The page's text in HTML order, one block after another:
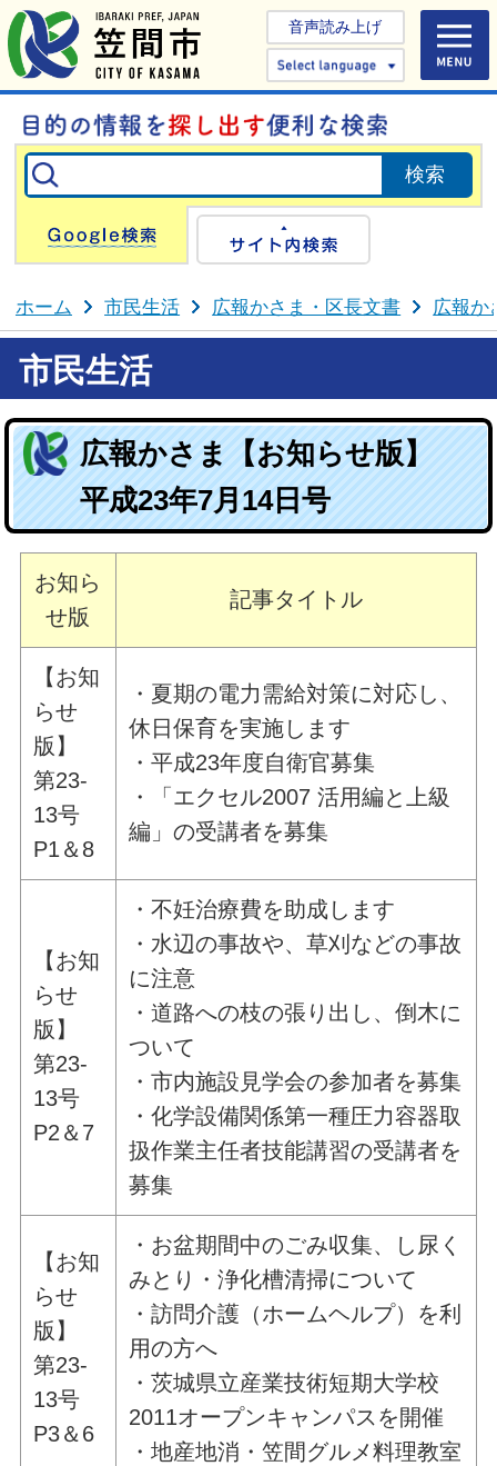
音声読み上げ
Select
Google検索
ホーム 市民生活 広報かさま・区長文書 広報か
市民生活
広報かさま【お知らせ版】
平成23年7月14日号
お知ら
せ版
記事タイトル
【お知
らせ
版】
第23-
13号
P1＆8
・夏期の電力需給対策に対応し、
休日保育を実施します
・平成23年度自衛官募集
・「エクセル2007 活用編と上級
編」の受講者を募集
【お知
らせ
版】
第23-
13号
P2＆7
・不妊治療費を助成します
・水辺の事故や、草刈などの事故
に注意
・道路への枝の張り出し、倒木に
ついて
・市内施設見学会の参加者を募集
・化学設備関係第一種圧力容器取
扱作業主任者技能講習の受講者を
募集
【お知
らせ
版】
第23-
13号
P3＆6
・お盆期間中のごみ収集、し尿く
みとり・浄化槽清掃について
・訪問介護（ホームヘルプ）を利
用の方へ
・茨城県立産業技術短期大学校
2011オープンキャンパスを開催
・地産地消・笠間グルメ料理教室